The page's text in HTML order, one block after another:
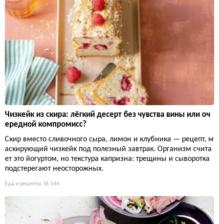
Чизкейк из скира: лёгкий десерт без чувства вины или оч
ередной компромисс?
Скир вместо сливочного сыра, лимон и клубника — рецепт, м
аскирующий чизкейк под полезный завтрак. Организм счита
ет это йогуртом, но текстура капризна: трещины и сыворотка
подстерегают неосторожных.
Еда и рецепты 16 544